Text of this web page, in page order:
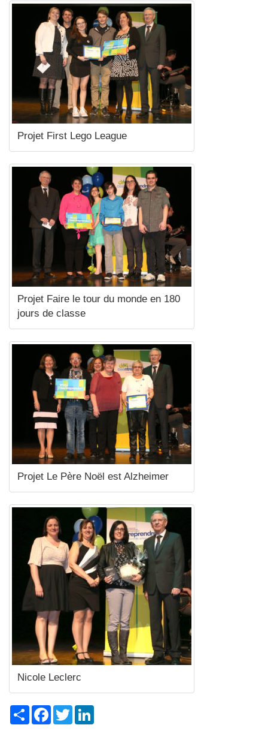
Projet First Lego League
Projet Faire le tour du monde en 180
jours de classe
Projet Le Père Noël est Alzheimer
Nicole Leclerc
ShareFacebook
Twitter